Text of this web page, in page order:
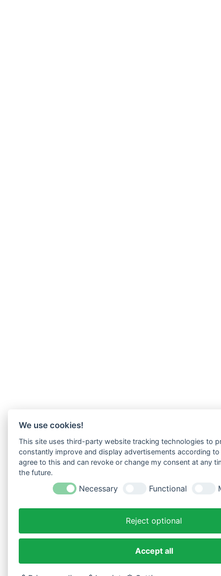
We use cookies!
This site uses third-party website tracking technologies to
constantly improve and display advertisements according
agree to this and can revoke or change my consent at any
the future.
Necessary Functional
Reject optional
Accept all